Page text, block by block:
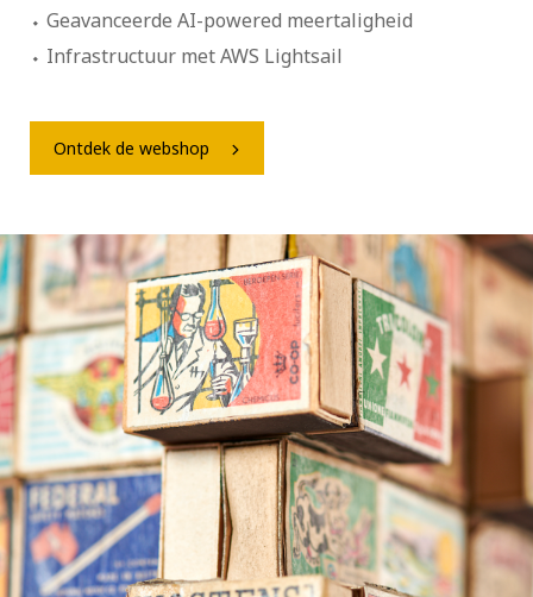
Geavanceerde AI-powered meertaligheid
Infrastructuur met AWS Lightsail
Ontdek de webshop